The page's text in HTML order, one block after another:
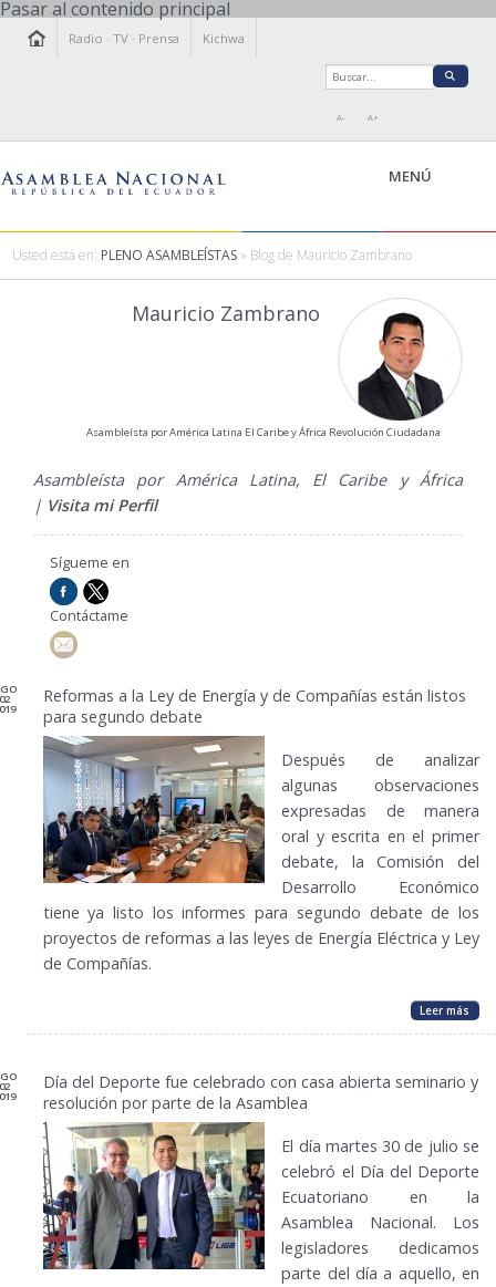
Pasar al contenido principal
Radio ·TV · Prensa Kichwa
A- A+
MENÚ
PARTICIPACIÓN
Usted está en: PLENO ASAMBLEÍSTAS » Blog de Mauricio Zambrano
Mauricio Zambrano
Asambleísta por América Latina El Caribe y África Revolución Ciudadana
Asambleísta por América Latina, El Caribe y África
| Visita mi Perfil
Sígueme en
Contáctame
02
Reformas a la Ley de Energía y de Compañías están listos
para segundo debate
Después de analizar
algunas observaciones
expresadas de manera
oral y escrita en el primer
debate, la Comisión del
Desarrollo Económico
tiene ya listo los informes para segundo debate de los
proyectos de reformas a las leyes de Energía Eléctrica y Ley
de Compañías.
Leer más
02
Día del Deporte fue celebrado con casa abierta seminario y
resolución por parte de la Asamblea
El día martes 30 de julio se
celebró el Día del Deporte
Ecuatoriano en la
Asamblea Nacional. Los
legisladores dedicamos
parte del día a aquello, en